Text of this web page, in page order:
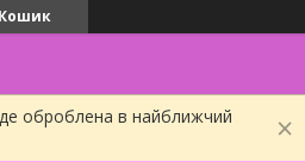
Кошик
оброблена в найближчий